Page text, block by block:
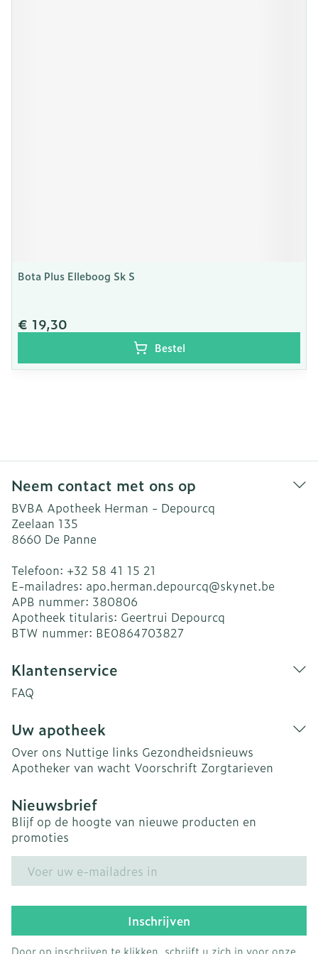
Bota Plus Elleboog Sk S
€ 19,30
Bestel
Neem contact met ons op
BVBA Apotheek Herman - Depourcq
Zeelaan 135
8660 De Panne
Telefoon: +32 58 41 15 21
E-mailadres: apo.herman.depourcq@skynet.be
APB nummer: 380806
Apotheek titularis: Geertrui Depourcq
BTW nummer: BE0864703827
Klantenservice
FAQ
Uw apotheek
Over ons Nuttige links Gezondheidsnieuws
Apotheker van wacht Voorschrift Zorgtarieven
Nieuwsbrief
Blijf op de hoogte van nieuwe producten en
promoties
Inschrijven
Door op inschrijven te klikken, schrijft u zich in voor onze